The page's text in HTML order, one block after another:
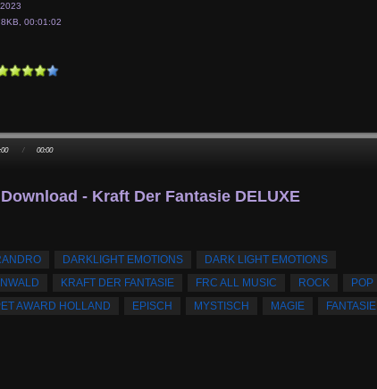
00:01:02
/ 00:00
Download - Kraft Der Fantasie DELUXE
DARKLIGHT EMOTIONS
DARK LIGHT EMOTIONS
KRAFT DER FANTASIE FRC ALL MUSIC ROCK
POP
AWARD HOLLAND EPISCH MYSTISCH MAGIE FANTASIE